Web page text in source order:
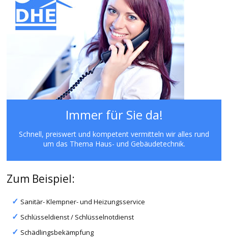
Immer für Sie da!
Schnell, preiswert und kompetent vermitteln wir alles rund
um das Thema Haus- und Gebäudetechnik.
Zum Beispiel:
Sanitär- Klempner- und Heizungsservice
Schlüsseldienst / Schlüsselnotdienst
Schädlingsbekämpfung